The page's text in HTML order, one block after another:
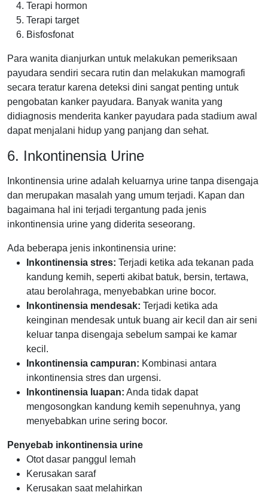
Terapi hormon
Terapi target
Bisfosfonat
Para wanita dianjurkan untuk melakukan pemeriksaan
payudara sendiri secara rutin dan melakukan mamografi
secara teratur karena deteksi dini sangat penting untuk
pengobatan kanker payudara. Banyak wanita yang
didiagnosis menderita kanker payudara pada stadium awal
dapat menjalani hidup yang panjang dan sehat.
6. Inkontinensia Urine
Inkontinensia urine adalah keluarnya urine tanpa disengaja
dan merupakan masalah yang umum terjadi. Kapan dan
bagaimana hal ini terjadi tergantung pada jenis
inkontinensia urine yang diderita seseorang.
Ada beberapa jenis inkontinensia urine:
Inkontinensia stres: Terjadi ketika ada tekanan pada
kandung kemih, seperti akibat batuk, bersin, tertawa,
atau berolahraga, menyebabkan urine bocor.
Inkontinensia mendesak: Terjadi ketika ada
keinginan mendesak untuk buang air kecil dan air seni
keluar tanpa disengaja sebelum sampai ke kamar
kecil.
Inkontinensia campuran: Kombinasi antara
inkontinensia stres dan urgensi.
Inkontinensia luapan: Anda tidak dapat
mengosongkan kandung kemih sepenuhnya, yang
menyebabkan urine sering bocor.
Penyebab inkontinensia urine
Otot dasar panggul lemah
Kerusakan saraf
Kerusakan saat melahirkan